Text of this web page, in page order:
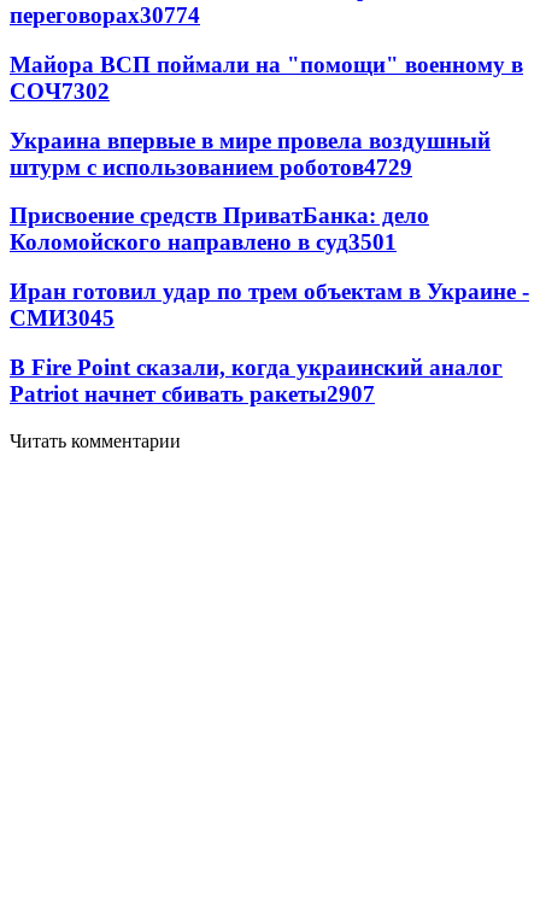
переговорах30774
Майора ВСП поймали на "помощи" военному в
СОЧ7302
Украина впервые в мире провела воздушный
штурм с использованием роботов4729
Присвоение средств ПриватБанка: дело
Коломойского направлено в суд3501
Иран готовил удар по трем объектам в Украине -
СМИ3045
В Fire Point сказали, когда украинский аналог
Patriot начнет сбивать ракеты2907
Читать комментарии